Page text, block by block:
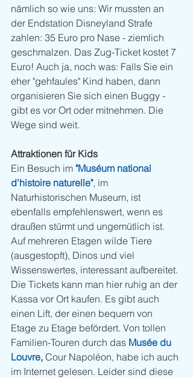
nämlich so wie uns: Wir mussten an
der Endstation Disneyland Strafe
zahlen: 35 Euro pro Nase - ziemlich
geschmalzen. Das Zug-Ticket kostet 7
Euro! Auch ja, noch was: Falls Sie ein
eher "gehfaules" Kind haben, dann
organisieren Sie sich einen Buggy -
gibt es vor Ort oder mitnehmen. Die
Wege sind weit.
Attraktionen für Kids
Ein Besuch im "Muséum national
d'histoire naturelle", im
Naturhistorischen Museum, ist
ebenfalls empfehlenswert, wenn es
draußen stürmt und ungemütlich ist.
Auf mehreren Etagen wilde Tiere
(ausgestopft), Dinos und viel
Wissenswertes, interessant aufbereitet.
Die Tickets kann man hier ruhig an der
Kassa vor Ort kaufen. Es gibt auch
einen Lift, der einen bequem von
Etage zu Etage befördert. Von tollen
Familien-Touren durch das Musée du
Louvre, Cour Napoléon, habe ich auch
im Internet gelesen. Leider sind diese